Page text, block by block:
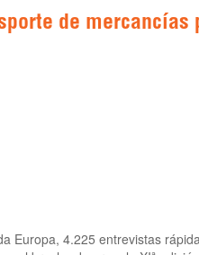
de mercancías
Europa, 4.225 entrevistas